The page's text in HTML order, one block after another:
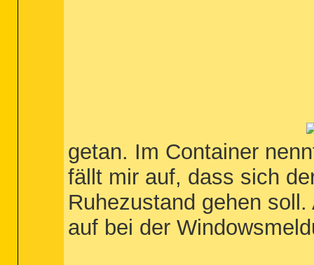
getan. Im Container
fällt mir auf, dass sich
Ruhezustand gehen
auf bei der